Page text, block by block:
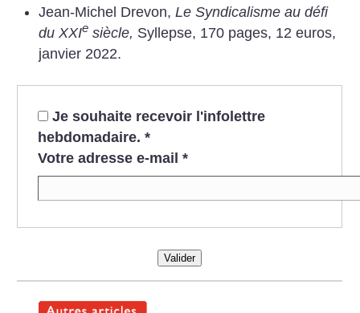
Jean-Michel Drevon, Le Syndicalisme au défi
du XXIesiècle, Syllepse, 170 pages, 12 euros,
janvier 2022.
Je souhaite recevoir l'infolettre
hebdomadaire. *
Votre adresse e-mail *
Valider